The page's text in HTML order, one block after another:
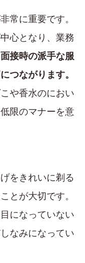
常に重要です。
心となり、業務
面接時の派手な服
つながります。
や香水のにおい
限のマナーを意
をきれいに剃る
とが大切です。
になっていない
なみになってい